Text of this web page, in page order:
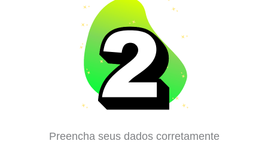
Preencha seus dados corretamente